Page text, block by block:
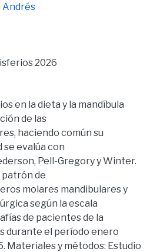
Andrés
2026
en la dieta y la mandíbula
de las
haciendo común su
evalúa con
Pell-Gregory y Winter.
de
molares mandibulares y
según la escala
de pacientes de la
durante el período enero
Materiales y métodos: Estudio